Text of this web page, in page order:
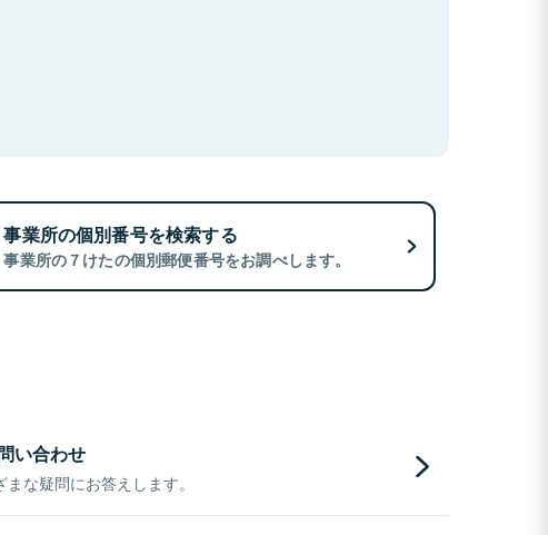
事業所の個別番号を検索する
事業所の７けたの個別郵便番号をお調べします。
い合わせ
な疑問にお答えします。